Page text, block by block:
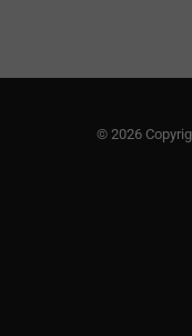
© 2026